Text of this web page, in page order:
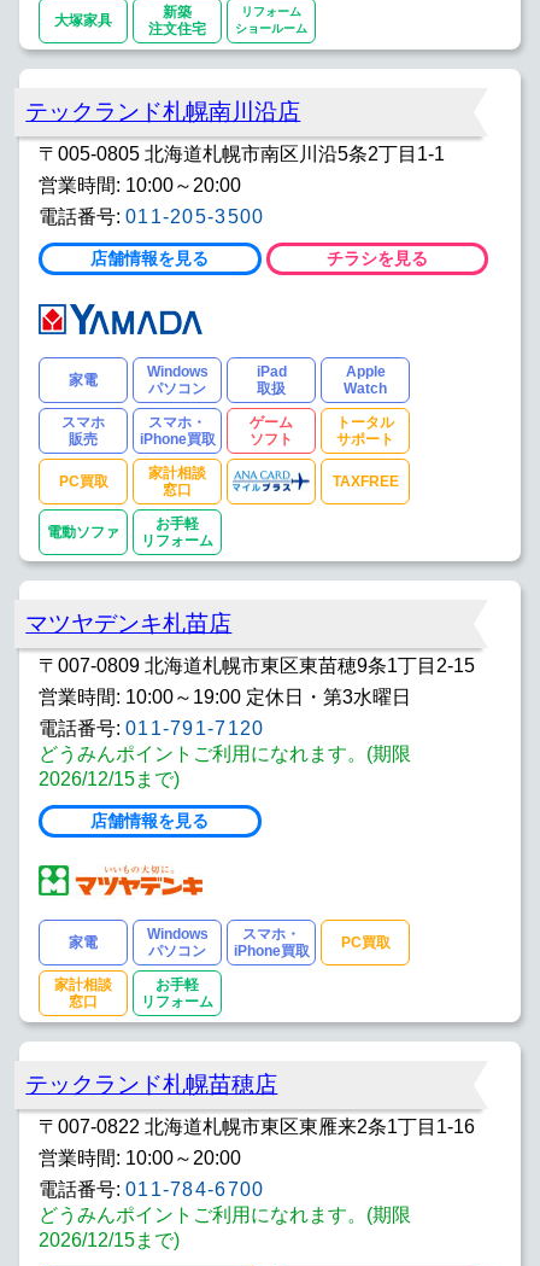
大塚家具
新築
注文住宅
リフォーム
ショールーム
テックランド札幌南川沿店
〒005-0805 北海道札幌市南区川沿5条2丁目1-1
営業時間: 10:00～20:00
電話番号: 011-205-3500
店舗情報を見る チラシを見る
家電
Windows
パソコン
iPad
取扱
Apple
Watch
スマホ
販売
スマホ・
iPhone買取
ゲーム
ソフト
トータル
サポート
PC買取
家計相談
窓口
TAXFREE
電動ソファ
お手軽
リフォーム
マツヤデンキ札苗店
〒007-0809 北海道札幌市東区東苗穂9条1丁目2-15
営業時間: 10:00～19:00 定休日・第3水曜日
電話番号: 011-791-7120
どうみんポイントご利用になれます。(期限
2026/12/15まで)
店舗情報を見る
家電
Windows
パソコン
スマホ・
iPhone買取
PC買取
家計相談
窓口
お手軽
リフォーム
テックランド札幌苗穂店
〒007-0822 北海道札幌市東区東雁来2条1丁目1-16
営業時間: 10:00～20:00
電話番号: 011-784-6700
どうみんポイントご利用になれます。(期限
2026/12/15まで)